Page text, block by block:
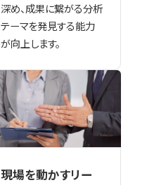
深め、成果に繋がる分析
テーマを発見する能力
が向上します。
現場を動かすリー